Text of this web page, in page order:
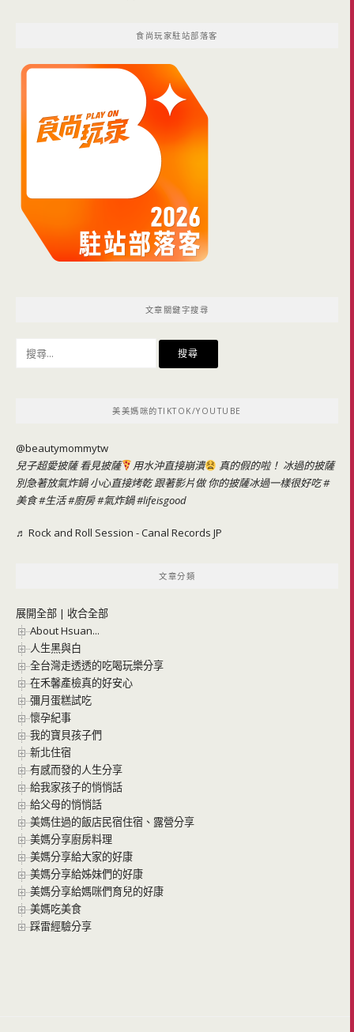
食尚玩家駐站部落客
文章關鍵字搜尋
美美媽咪的TIKTOK/YOUTUBE
@beautymommytw
兒子超愛披薩 看見披薩
用水沖直接崩潰
真的假的啦！ 冰過的披薩
別急著放氣炸鍋 小心直接烤乾 跟著影片做 你的披薩冰過一樣很好吃#
美食#生活#廚房#氣炸鍋#lifeisgood
♬ Rock and Roll Session - Canal Records JP
文章分類
展開全部 | 收合全部
About Hsuan...
人生黑與白
全台灣走透透的吃喝玩樂分享
在禾馨產檢真的好安心
彌月蛋糕試吃
懷孕紀事
我的寶貝孩子們
新北住宿
有感而發的人生分享
給我家孩子的悄悄話
給父母的悄悄話
美媽住過的飯店民宿住宿、露營分享
美媽分享廚房料理
美媽分享給大家的好康
美媽分享給姊妹們的好康
美媽分享給媽咪們育兒的好康
美媽吃美食
踩雷經驗分享